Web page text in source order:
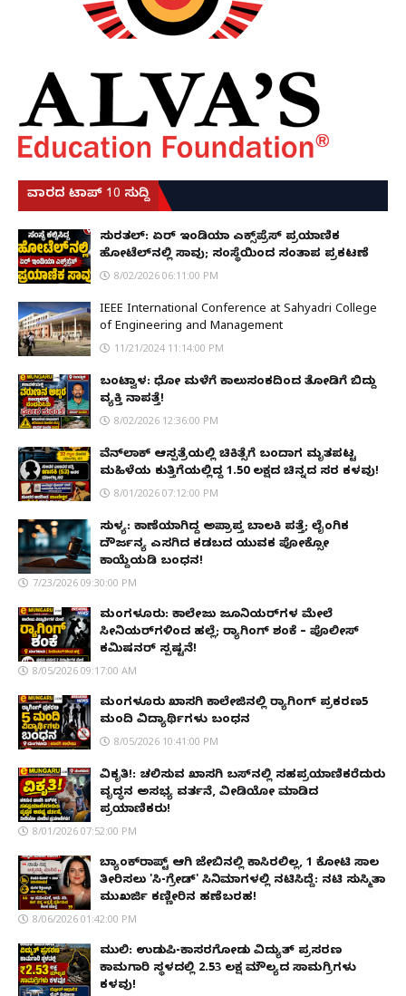
ವಾರದ ಟಾಪ್ 10 ಸುದ್ದಿ
ಸುರತ್ಕಲ್: ಏರ್ ಇಂಡಿಯಾ ಎಕ್ಸ್‌ಪ್ರೆಸ್ ಪ್ರಯಾಣಿಕ
ಹೋಟೆಲ್‌ನಲ್ಲಿ ಸಾವು; ಸಂಸ್ಥೆಯಿಂದ ಸಂತಾಪ ಪ್ರಕಟಣೆ
8/02/2026 06:11:00 PM
IEEE International Conference at Sahyadri College
of Engineering and Management
11/21/2024 11:14:00 PM
ಬಂಟ್ವಾಳ: ಧೋ ಮಳೆಗೆ ಕಾಲುಸಂಕದಿಂದ ತೋಡಿಗೆ ಬಿದ್ದು
ವ್ಯಕ್ತಿ ನಾಪತ್ತೆ!
8/02/2026 12:36:00 PM
ವೆನ್‌ಲಾಕ್ ಆಸ್ಪತ್ರೆಯಲ್ಲಿ ಚಿಕಿತ್ಸೆಗೆ ಬಂದಾಗ ಮೃತಪಟ್ಟ
ಮಹಿಳೆಯ ಕುತ್ತಿಗೆಯಲ್ಲಿದ್ದ ₹1.50 ಲಕ್ಷದ ಚಿನ್ನದ ಸರ ಕಳವು!
8/01/2026 07:12:00 PM
ಸುಳ್ಯ: ಕಾಣೆಯಾಗಿದ್ದ ಅಪ್ರಾಪ್ತ ಬಾಲಕಿ ಪತ್ತೆ; ಲೈಂಗಿಕ
ದೌರ್ಜನ್ಯ ಎಸಗಿದ ಕಡಬದ ಯುವಕ ಪೋಕ್ಸೋ
ಕಾಯ್ದೆಯಡಿ ಬಂಧನ!
7/23/2026 09:30:00 PM
ಮಂಗಳೂರು: ಕಾಲೇಜು ಜೂನಿಯರ್‌ಗಳ ಮೇಲೆ
ಸೀನಿಯರ್‌ಗಳಿಂದ ಹಲ್ಲೆ; ರ‌್ಯಾಗಿಂಗ್ ಶಂಕೆ – ಪೊಲೀಸ್
ಕಮಿಷನರ್ ಸ್ಪಷ್ಟನೆ!
8/05/2026 09:17:00 AM
ಮಂಗಳೂರು ಖಾಸಗಿ ಕಾಲೇಜಿನಲ್ಲಿ ರ‌್ಯಾಗಿಂಗ್ ಪ್ರಕರಣ5
ಮಂದಿ ವಿದ್ಯಾರ್ಥಿಗಳು ಬಂಧನ
8/05/2026 10:41:00 PM
ವಿಕೃತಿ!: ಚಲಿಸುವ ಖಾಸಗಿ ಬಸ್‌ನಲ್ಲಿ ಸಹಪ್ರಯಾಣಿಕರೆದುರು
ವೃದ್ಧನ ಅಸಭ್ಯ ವರ್ತನೆ, ವೀಡಿಯೋ ಮಾಡಿದ
ಪ್ರಯಾಣಿಕರು!
8/01/2026 07:52:00 PM
ಬ್ಯಾಂಕ್‌ರಾಪ್ಟ್‌ ಆಗಿ ಜೇಬಿನಲ್ಲಿ ಕಾಸಿರಲಿಲ್ಲ, ₹1 ಕೋಟಿ ಸಾಲ
ತೀರಿಸಲು 'ಸಿ-ಗ್ರೇಡ್' ಸಿನಿಮಾಗಳಲ್ಲಿ ನಟಿಸಿದ್ದೆ: ನಟಿ ಸುಸ್ಮಿತಾ
ಮುಖರ್ಜಿ ಕಣ್ಣೀರಿನ ಹಣೆಬರಹ!
8/06/2026 01:42:00 PM
ಮುಲ್ಕಿ: ಉಡುಪಿ-ಕಾಸರಗೋಡು ವಿದ್ಯುತ್ ಪ್ರಸರಣ
ಕಾಮಗಾರಿ ಸ್ಥಳದಲ್ಲಿ ₹2.53 ಲಕ್ಷ ಮೌಲ್ಯದ ಸಾಮಗ್ರಿಗಳು
ಕಳವು!